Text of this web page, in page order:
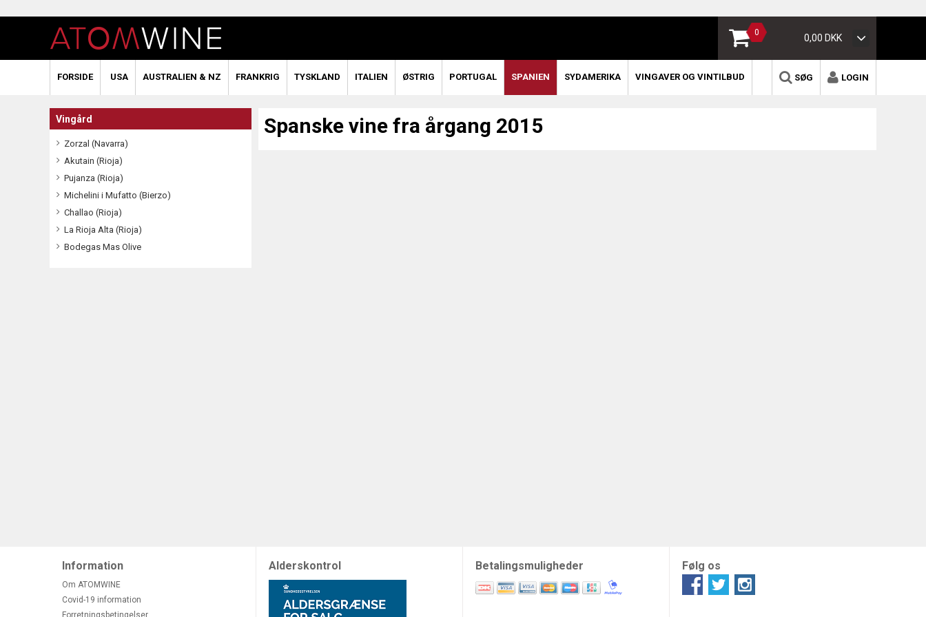
0 0,00 DKK
FORSIDE USA AUSTRALIEN & NZ FRANKRIG TYSKLAND ITALIEN ØSTRIG PORTUGAL SPANIEN SYDAMERIKA VINGAVER OG VINTILBUD LOGIN
SØG
Vingård
Zorzal (Navarra)
Akutain (Rioja)
Pujanza (Rioja)
Michelini i Mufatto (Bierzo)
Challao (Rioja)
La Rioja Alta (Rioja)
Bodegas Mas Olive
Spanske vine fra årgang 2015
Information
Om ATOMWINE
Covid-19 information
Forretningsbetingelser
Alderskontrol Betalingsmuligheder Følg os